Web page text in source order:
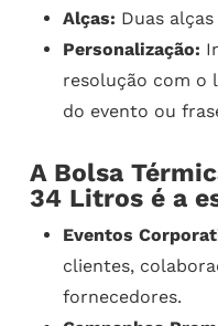
Alças: Duas
Personalização:
resolução com o
do evento ou
A Bolsa
34 Litros é a
Eventos
clientes,
fornecedores.